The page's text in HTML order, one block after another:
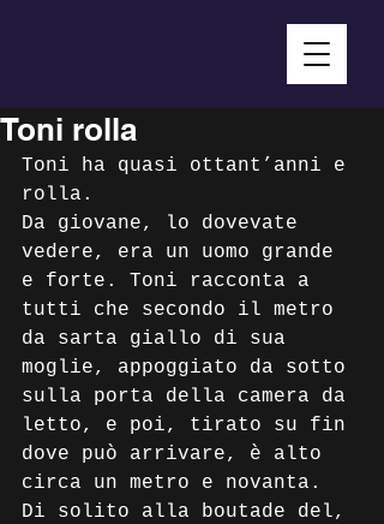
Toni rolla
Toni ha quasi ottant’anni e
rolla.
Da giovane, lo dovevate
vedere, era un uomo grande
e forte. Toni racconta a
tutti che secondo il metro
da sarta giallo di sua
moglie, appoggiato da sotto
sulla porta della camera da
letto, e poi, tirato su fin
dove può arrivare, è alto
circa un metro e novanta.
Di solito alla boutade del,